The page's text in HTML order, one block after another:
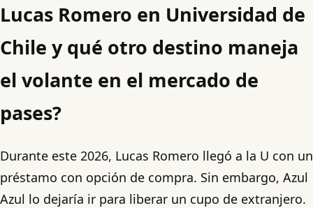
Lucas Romero en Universidad de
Chile y qué otro destino maneja
el volante en el mercado de
pases?
Durante este 2026, Lucas Romero llegó a la U con un
préstamo con opción de compra. Sin embargo, Azul
Azul lo dejaría ir para liberar un cupo de extranjero.